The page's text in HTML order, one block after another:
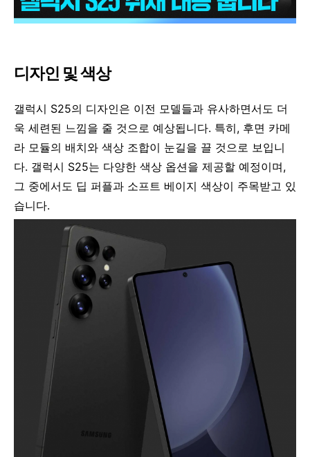
디자인 및 색상
갤럭시 S25의 디자인은 이전 모델들과 유사하면서도 더
욱 세련된 느낌을 줄 것으로 예상됩니다. 특히, 후면 카메
라 모듈의 배치와 색상 조합이 눈길을 끌 것으로 보입니
다. 갤럭시 S25는 다양한 색상 옵션을 제공할 예정이며,
그 중에서도 딥 퍼플과 소프트 베이지 색상이 주목받고 있
습니다.